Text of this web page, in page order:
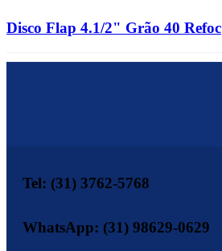
Disco Flap 4.1/2" Grão 40 Refoc
Tel: (31) 3762-5768
WhatsApp: (31) 98629-0629